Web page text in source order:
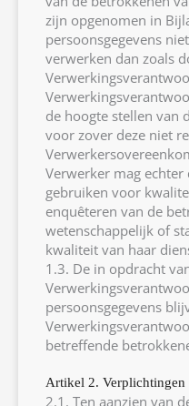
zijn opgenomen in
persoonsgegevens
verwerken dan zoals
de hoogte stellen van
voor zover deze niet
Verwerker mag echter
gebruiken voor
enquêteren van de
wetenschappelijk of
kwaliteit van haar
1.3. De in opdracht
persoonsgegevens
betreffende
Artikel 2. Verplichtingen
2.1. Ten aanzien van